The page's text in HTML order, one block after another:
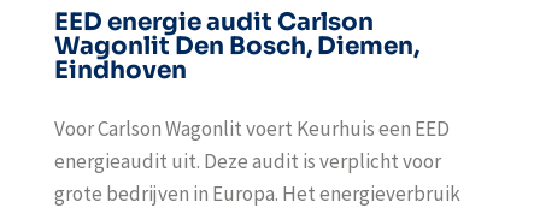
EED energie audit Carlson
Wagonlit Den Bosch, Diemen,
Eindhoven
Voor Carlson Wagonlit voert Keurhuis een EED
energieaudit uit. Deze audit is verplicht voor
grote bedrijven in Europa. Het energieverbruik